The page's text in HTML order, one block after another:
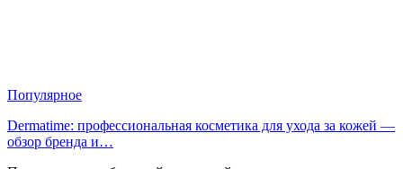
Популярное
Dermatime: профессиональная косметика для ухода за кожей —
обзор бренда и…